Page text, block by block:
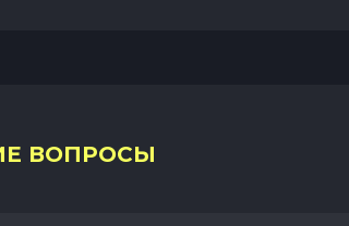
ВОПРОСЫ